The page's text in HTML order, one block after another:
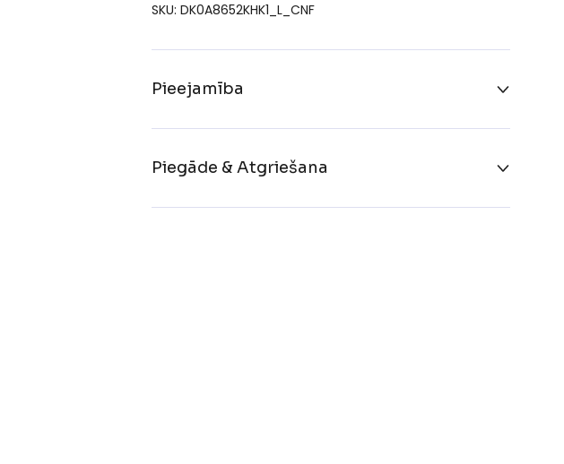
SKU: DK0A8652KHK1_L_CNF
Pieejamība
Piegāde & Atgriešana